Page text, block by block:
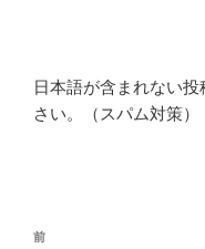
日本語が含まれない
さい。（スパム対策）
投
前
前